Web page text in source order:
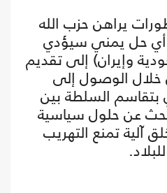
يراهن حزب الله
أي حل يمني سيؤدي
وإيران) إلى تقديم
خلال الوصول إلى
السلطة بين
عن حلول سياسية
آلية تمنع التهريب